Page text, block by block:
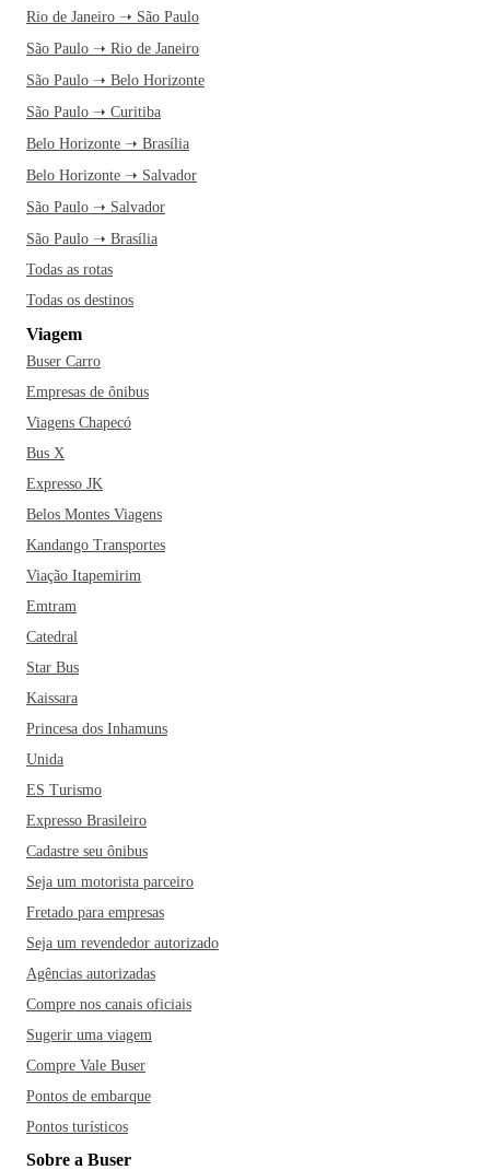
Rio de Janeiro ➝ São Paulo
São Paulo ➝ Rio de Janeiro
São Paulo ➝ Belo Horizonte
São Paulo ➝ Curitiba
Belo Horizonte ➝ Brasília
Belo Horizonte ➝ Salvador
São Paulo ➝ Salvador
São Paulo ➝ Brasília
Todas as rotas
Todas os destinos
Viagem
Buser Carro
Empresas de ônibus
Viagens Chapecó
Bus X
Expresso JK
Belos Montes Viagens
Kandango Transportes
Viação Itapemirim
Emtram
Catedral
Star Bus
Kaissara
Princesa dos Inhamuns
Unida
ES Turismo
Expresso Brasileiro
Cadastre seu ônibus
Seja um motorista parceiro
Fretado para empresas
Seja um revendedor autorizado
Agências autorizadas
Compre nos canais oficiais
Sugerir uma viagem
Compre Vale Buser
Pontos de embarque
Pontos turísticos
Sobre a Buser